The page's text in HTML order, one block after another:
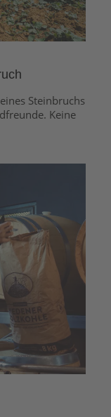
Steinbruchs
Keine